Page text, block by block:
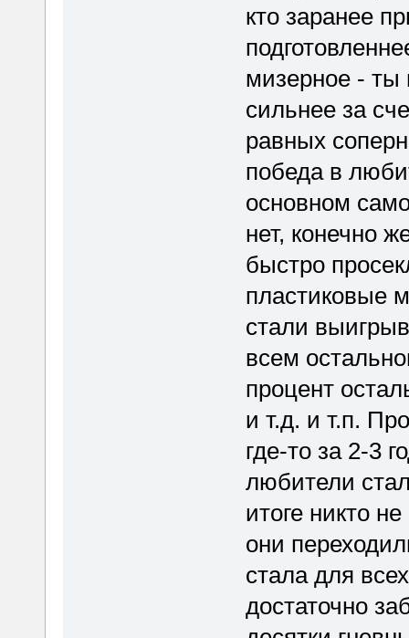
кто заранее
мизерное - ты
сильнее за
равных
победа в
основном
нет, конечно
быстро
пластиковые
стали
всем
процент
и т.д. и т.п.
где-то за 2-3
любители
итоге никто
они
стала для
достаточно